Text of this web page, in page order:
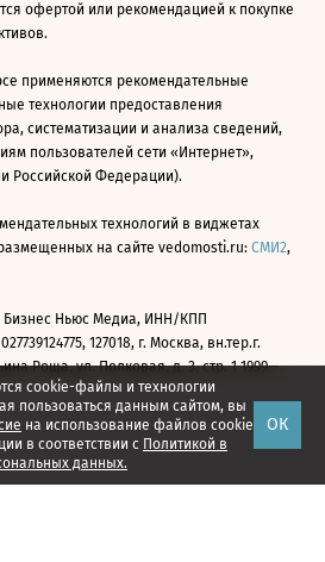
cookie-файлы и технологии
пользоваться данным сайтом, вы
на использование файлов cookie
в соответствии с Политикой в
данных.
ОК
офертой или рекомендацией к покупке
применяются рекомендательные
технологии предоставления
систематизации и анализа сведений,
пользователей сети «Интернет»,
Российской Федерации).
технологий в виджетах
на сайте vedomosti.ru: СМИ2,
Ньюс Медиа, ИНН/КПП
127018, г. Москва, вн.тер.г.
Роща, ул. Полковая, д. 3, стр. 1 1999—